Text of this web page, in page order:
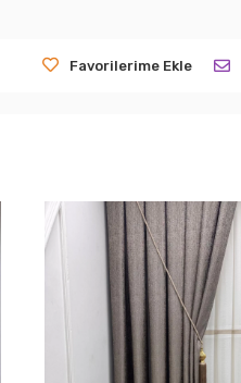
Favorilerime Ekle